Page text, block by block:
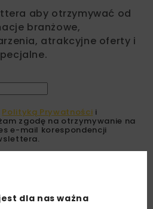
aby otrzymywać od
branżowe,
atrakcyjne oferty i
Polityką Prywatności i
zgodę na otrzymywanie na
e-mail korespondencji
dla nas ważna